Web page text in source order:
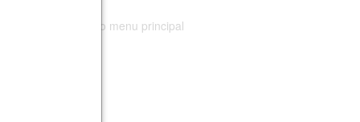
nas abas do menu principal